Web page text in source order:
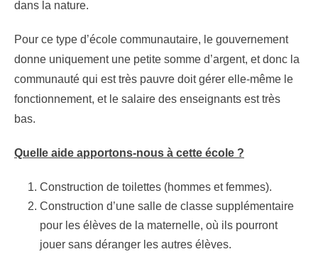
dans la nature.
Pour ce type d’école communautaire, le gouvernement
donne uniquement une petite somme d’argent, et donc la
communauté qui est très pauvre doit gérer elle-même le
fonctionnement, et le salaire des enseignants est très
bas.
Quelle aide apportons-nous à cette école ?
Construction de toilettes (hommes et femmes).
Construction d’une salle de classe supplémentaire
pour les élèves de la maternelle, où ils pourront
jouer sans déranger les autres élèves.